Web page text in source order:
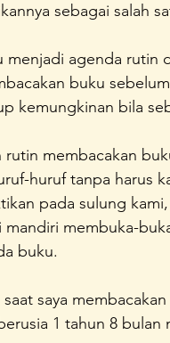
Bunda Sayang
sebagai salah
menjadi agenda rutin
buku
kemungkinan bila
rutin membacakan
huruf tanpa harus
pada sulung
mandiri membuka-
buku.
saya
1 tahun 8